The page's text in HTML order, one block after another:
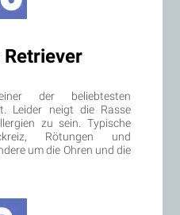
der beliebtesten
Leider neigt die Rasse
zu sein. Typische
Rötungen und
um die Ohren und die